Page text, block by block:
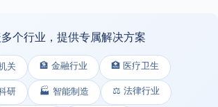
个行业，提供专属解决方案
关 🏦 金融行业 🏥 医疗卫生
研 🏭 智能制造 ⚖️ 法律行业